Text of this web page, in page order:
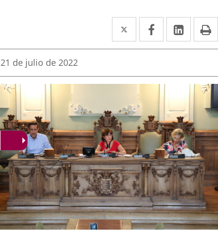
Twitter
Enlace
a
aplicación
externa.
Facebook
Enlace
a
aplicación
externa.
Enlace
a
Fecha
la
noticia
21 de julio de 2022